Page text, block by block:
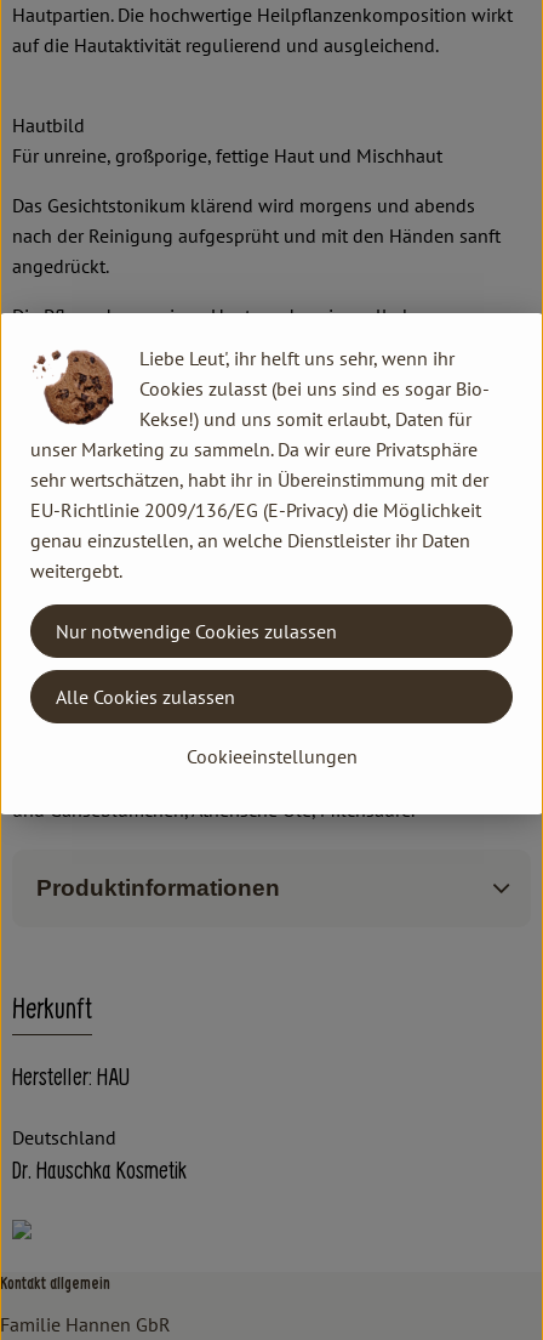
Hautpartien. Die hochwertige Heilpflanzenkomposition wirkt
auf die Hautaktivität regulierend und ausgleichend.
Hautbild
Für unreine, großporige, fettige Haut und Mischhaut
Das Gesichtstonikum klärend wird morgens und abends
nach der Reinigung aufgesprüht und mit den Händen sanft
angedrückt.
Die Pflege der unreinen Haut runden sinnvoll ab:
Gesichtsöl
Gesichtsdampfbad
Reinigungsmaske
Revitalisierende Maske
Abdeckstift deckt ab und klärt
Probieren Sie die Produkte mit dem Gesichtspflegeset
klärend aus.
Gönnen Sie sich eine Dr. Hauschka Spezialbehandlung für
unreine, entzündliche Haut.
Für Männer mit irritierter Haut eignet sich das
Gesichtstonikum klärend als Rasierwasser.
Wasser, Alkohol, Auszüge aus Wundklee, Ringelblume,
und Gänseblümchen, Ätherische Öle, Milchsäure.
Produktinformationen
Herkunft
Hersteller: HAU
Deutschland
Dr. Hauschka Kosmetik
Kontakt allgemein
Familie Hannen GbR
Liebe Leut', ihr helft uns sehr, wenn ihr
Cookies zulasst (bei uns sind es sogar Bio-
Kekse!) und uns somit erlaubt, Daten für
unser Marketing zu sammeln. Da wir eure Privatsphäre
sehr wertschätzen, habt ihr in Übereinstimmung mit der
EU-Richtlinie 2009/136/EG (E-Privacy) die Möglichkeit
genau einzustellen, an welche Dienstleister ihr Daten
weitergebt.
Cookieeinstellungen
Nur notwendige Cookies zulassen
Alle Cookies zulassen